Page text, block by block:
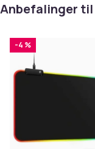
Anbefalinger
-4 %